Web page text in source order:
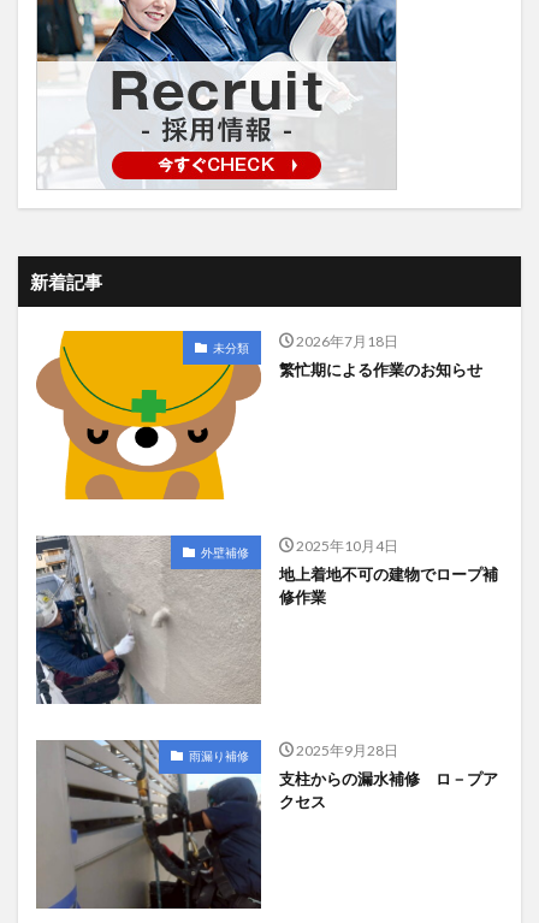
新着記事
未分類 2026年7月18日
繁忙期による作業のお知らせ
外壁補修 2025年10月4日
地上着地不可の建物でロープ補
修作業
雨漏り補修 2025年9月28日
支柱からの漏水補修 ロ－プア
クセス